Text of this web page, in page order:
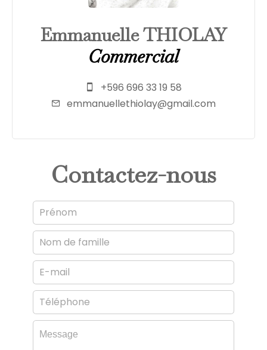
Emmanuelle THIOLAY
Commercial
+596 696 33 19 58
emmanuellethiolay@gmail.com
Contactez-nous